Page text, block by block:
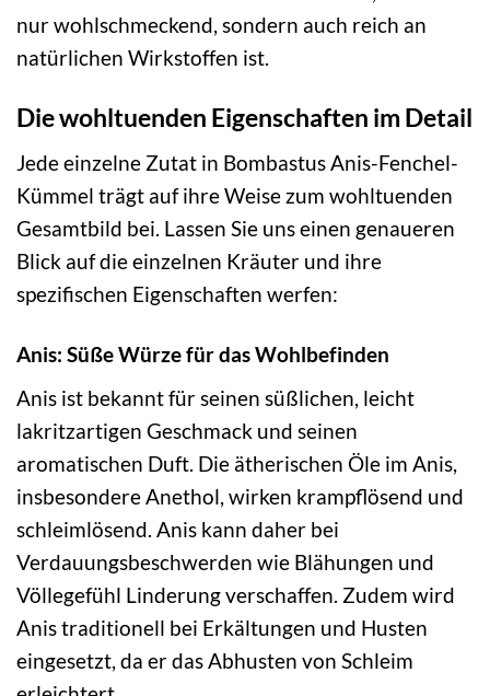
nur wohlschmeckend, sondern auch reich an
natürlichen Wirkstoffen ist.
Die wohltuenden Eigenschaften im Detail
Jede einzelne Zutat in Bombastus Anis-Fenchel-
Kümmel trägt auf ihre Weise zum wohltuenden
Gesamtbild bei. Lassen Sie uns einen genaueren
Blick auf die einzelnen Kräuter und ihre
spezifischen Eigenschaften werfen:
Anis: Süße Würze für das Wohlbefinden
Anis ist bekannt für seinen süßlichen, leicht
lakritzartigen Geschmack und seinen
aromatischen Duft. Die ätherischen Öle im Anis,
insbesondere Anethol, wirken krampflösend und
schleimlösend. Anis kann daher bei
Verdauungsbeschwerden wie Blähungen und
Völlegefühl Linderung verschaffen. Zudem wird
Anis traditionell bei Erkältungen und Husten
eingesetzt, da er das Abhusten von Schleim